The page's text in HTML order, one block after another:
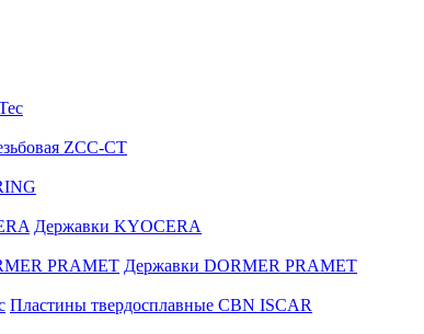
ZCC-CT
Державки KYOCERA
PRAMET Державки DORMER PRAMET
Пластины твердосплавные CBN ISCAR